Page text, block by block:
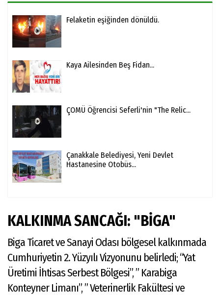
Felaketin eşiğinden dönüldü.
Kaya Ailesinden Beş Fidan...
ÇOMÜ Öğrencisi Seferli'nin "The Relic...
Çanakkale Belediyesi, Yeni Devlet
Hastanesine Otobüs...
KALKINMA SANCAĞI: "BİGA"
Biga Ticaret ve Sanayi Odası bölgesel kalkınmada
Cumhuriyetin 2. Yüzyılı Vizyonunu belirledi; “Yat
Üretimi İhtisas Serbest Bölgesi”, ” Karabiga
Konteyner Limanı”, ” Veterinerlik Fakültesi ve